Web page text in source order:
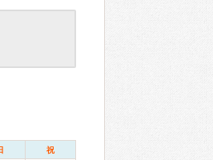
祝